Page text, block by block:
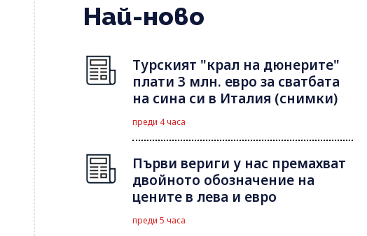
Най-ново
Турският "крал на дюнерите"
плати 3 млн. евро за сватбата
на сина си в Италия (снимки)
преди 4 часа
Първи вериги у нас премахват
двойното обозначение на
цените в лева и евро
преди 5 часа